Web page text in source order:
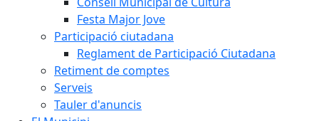
Festa Major Jove
Participació ciutadana
Reglament de Participació Ciutadana
Retiment de comptes
Serveis
Tauler d'anuncis